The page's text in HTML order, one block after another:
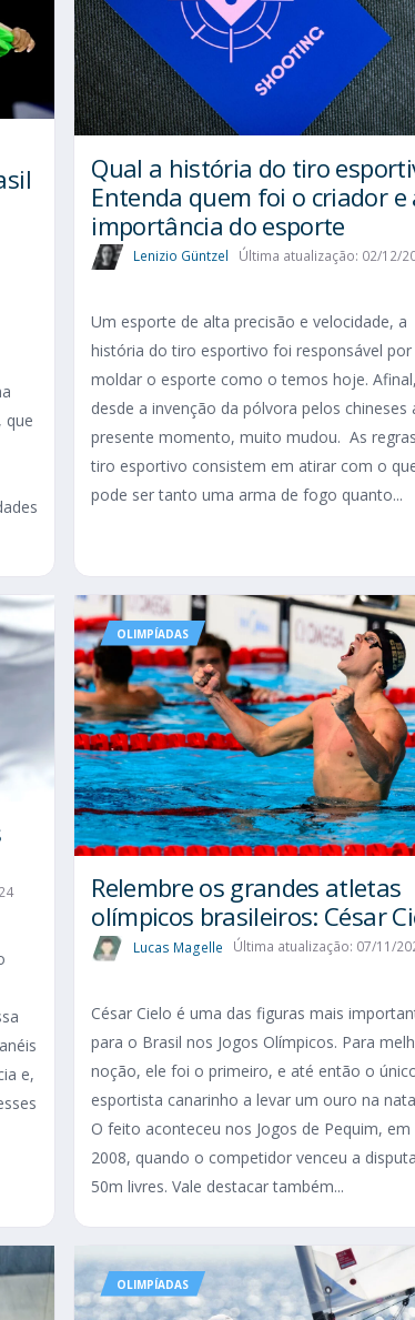
que
Qual a história do tiro
Entenda quem foi o criador e
importância do esporte
Lenizio Güntzel Última atualização: 02/12/
Um esporte de alta precisão e velocidade, a
história do tiro esportivo foi responsável por
moldar o esporte como o temos hoje. Afinal,
desde a invenção da pólvora pelos chineses
presente momento, muito mudou. As
tiro esportivo consistem em atirar com o
pode ser tanto uma arma de fogo quanto...
e,
OLIMPÍADAS
Relembre os grandes atletas
olímpicos brasileiros: César
Lucas Magelle Última atualização: 07/11/
César Cielo é uma das figuras mais
para o Brasil nos Jogos Olímpicos. Para
noção, ele foi o primeiro, e até então o
esportista canarinho a levar um ouro na
O feito aconteceu nos Jogos de Pequim, em
2008, quando o competidor venceu a
50m livres. Vale destacar também...
OLIMPÍADAS